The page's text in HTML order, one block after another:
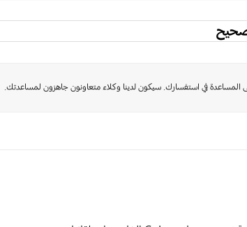
المساعدة في استفسارك. سيكون لدينا وكلاء متعاونون جاهزون لمساعدتك.